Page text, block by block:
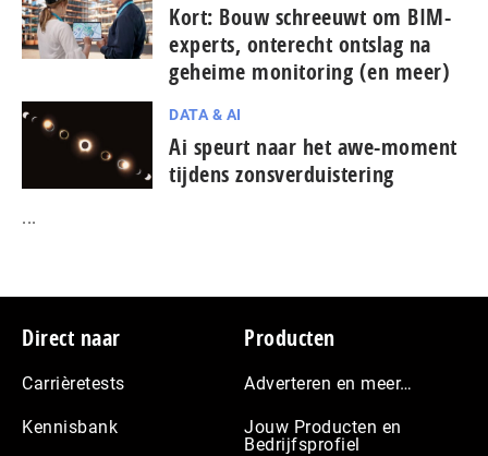
Kort: Bouw schreeuwt om BIM-
experts, onterecht ontslag na
geheime monitoring (en meer)
DATA & AI
Ai speurt naar het awe-moment
tijdens zonsverduistering
...
Footer
Direct naar
Carrièretests
Kennisbank
Producten
Adverteren en meer…
Jouw Producten en
Bedrijfsprofiel